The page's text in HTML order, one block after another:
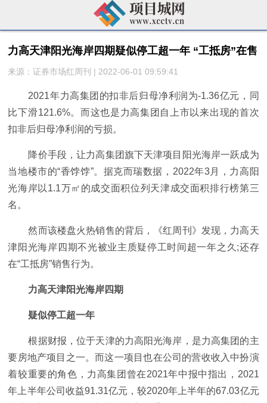
力高天津阳光海岸四期疑似停工超一年 “工抵房”在售
来源：证券市场红周刊 | 2022-06-01 09:59:41
2021年力高集团的扣非后归母净利润为-1.36亿元，同
比下滑121.6%。而这也是力高集团自上市以来出现的首次
扣非后归母净利润的亏损。
降价手段，让力高集团旗下天津项目阳光海岸一跃成为
当地楼市的“香饽饽”。据克而瑞数据，2022年3月，力高阳
光海岸以1.1万㎡的成交面积位列天津成交面积排行榜第三
名。
然而该楼盘火热销售的背后，《红周刊》发现，力高天
津阳光海岸四期不光被业主质疑停工时间超一年之久;还存
在“工抵房”销售行为。
力高天津阳光海岸四期
疑似停工超一年
根据财报，位于天津的力高阳光海岸，是力高集团的主
要房地产项目之一。而这一项目也在公司的营收收入中扮演
着较重要的角色，力高集团曾在2021年中报中指出，2021
年上半年公司收益91.31亿元，较2020年上半年的67.03亿元